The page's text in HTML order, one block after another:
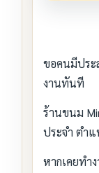
ขอคนมีประ
งานทันที
ร้านขนม
ประจำ ตำ
หากเคยทำ